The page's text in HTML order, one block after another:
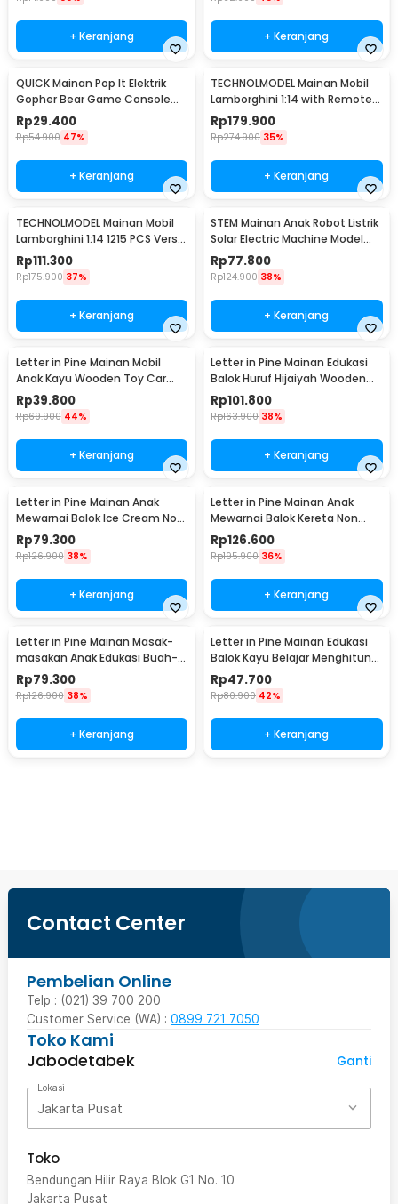
+ Keranjang + Keranjang
QUICK Mainan Pop It Elektrik
Gopher Bear Game Console
3rd Generation - Q3
Rp29.400
Rp54.900 47%
+ Keranjang
TECHNOLMODEL Mainan Mobil
Lamborghini 1:14 with Remote -
JKC7101
Rp179.900
Rp274.900 35%
+ Keranjang
TECHNOLMODEL Mainan Mobil
Lamborghini 1:14 1215 PCS Versi
Statis - JKC
Rp111.300
Rp175.900 37%
+ Keranjang
STEM Mainan Anak Robot Listrik
Solar Electric Machine Model
Anjing - 2060
Rp77.800
Rp124.900 38%
+ Keranjang
Letter in Pine Mainan Mobil
Anak Kayu Wooden Toy Car
Non Toxic Paint - LT10
Rp39.800
Rp69.900 44%
+ Keranjang
Letter in Pine Mainan Edukasi
Balok Huruf Hijaiyah Wooden
Blocks - LP44
Rp101.800
Rp163.900 38%
+ Keranjang
Letter in Pine Mainan Anak
Mewarnai Balok Ice Cream Non
Toxic Paint - LP59
Rp79.300
Rp126.900 38%
+ Keranjang
Letter in Pine Mainan Anak
Mewarnai Balok Kereta Non
Toxic Paint - LP12
Rp126.600
Rp195.900 36%
+ Keranjang
Letter in Pine Mainan Masak-
masakan Anak Edukasi Buah-
Buahan 5 PCS - LIP5
Rp79.300
Rp126.900 38%
+ Keranjang
Letter in Pine Mainan Edukasi
Balok Kayu Belajar Menghitung
- LP50
Rp47.700
Rp80.900 42%
+ Keranjang
Contact Center
Pembelian Online
Telp : (021) 39 700 200
Customer Service (WA) : 0899 721 7050
Toko Kami
Jabodetabek
Ganti
Lokasi
Jakarta Pusat
Toko
Bendungan Hilir Raya Blok G1 No. 10
Jakarta Pusat